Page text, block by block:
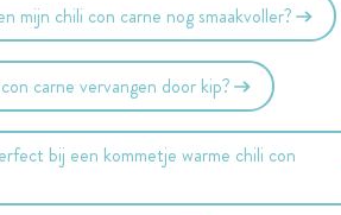
mijn chili con carne nog smaakvoller?
carne vervangen door kip?
bij een kommetje warme chili con